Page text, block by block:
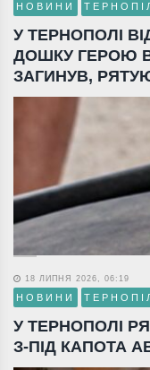
НОВИНИ
У ТЕРНОПОЛІ
ДОШКУ ГЕРОЮ
ЗАГИНУВ,
18 ЛИПНЯ 2026, 06:19
НОВИНИ
У ТЕРНОПОЛІ
З-ПІД КАПОТА